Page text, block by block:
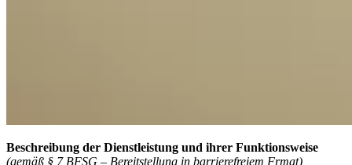
Beschreibung der Dienstleistung und ihrer Funktionsweise
(gemäß § 7 BFSG – Bereitstellung in barrierefreiem Frmat)